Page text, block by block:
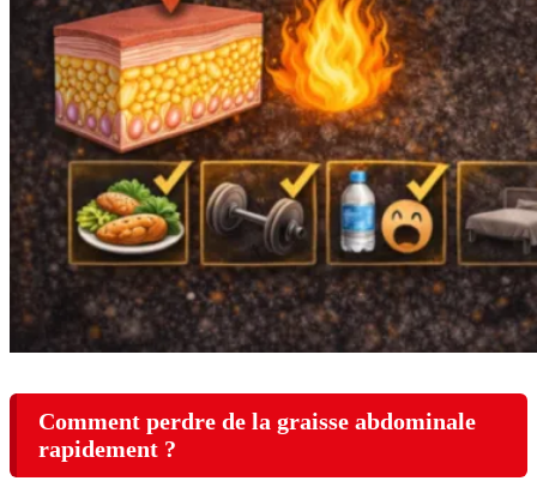
Comment perdre de la graisse abdominale
rapidement ?